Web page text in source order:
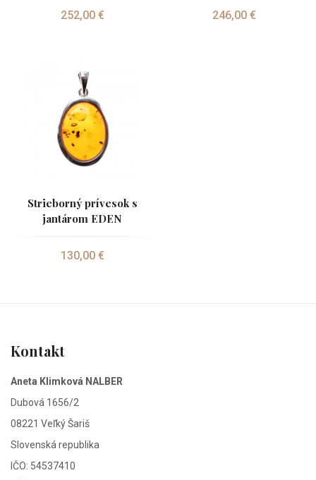
252,00 € 246,00 €
Strieborný prívesok s
jantárom EDEN
130,00 €
Kontakt
Aneta Klimková NALBER
Dubová 1656/2
08221 Veľký Šariš
Slovenská republika
IČO: 54537410